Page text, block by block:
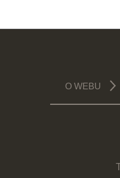
O WEBU